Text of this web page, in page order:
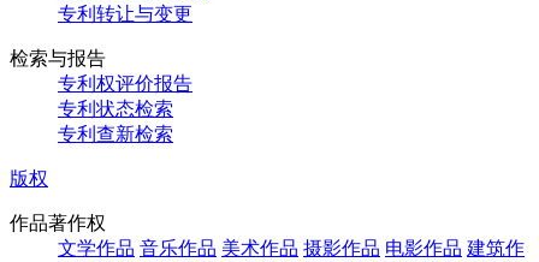
专利转让与变更
检索与报告
专利权评价报告
专利状态检索
专利查新检索
版权
作品著作权
文学作品 音乐作品 美术作品 摄影作品 电影作品 建筑作